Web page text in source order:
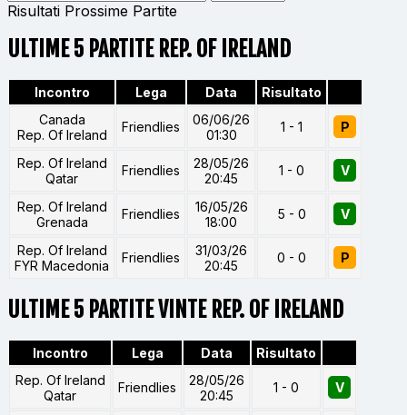
Risultati Prossime Partite
ULTIME 5 PARTITE REP. OF IRELAND
Incontro Lega Data
Risultato
Canada
Rep. Of Ireland
Friendlies
06/06/26
01:30
1 - 1 P
Rep. Of Ireland
Qatar
Friendlies
28/05/26
20:45
1 - 0 V
Rep. Of Ireland
Grenada
Friendlies
16/05/26
18:00
5 - 0 V
Rep. Of Ireland
FYR Macedonia
Friendlies
31/03/26
20:45
0 - 0 P
ULTIME 5 PARTITE VINTE REP. OF IRELAND
Incontro Lega Data
Risultato
Rep. Of Ireland
Qatar
Friendlies
28/05/26
20:45
1 - 0 V